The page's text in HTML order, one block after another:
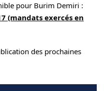
pour Burim Demiri :
(mandats exercés en
des prochaines